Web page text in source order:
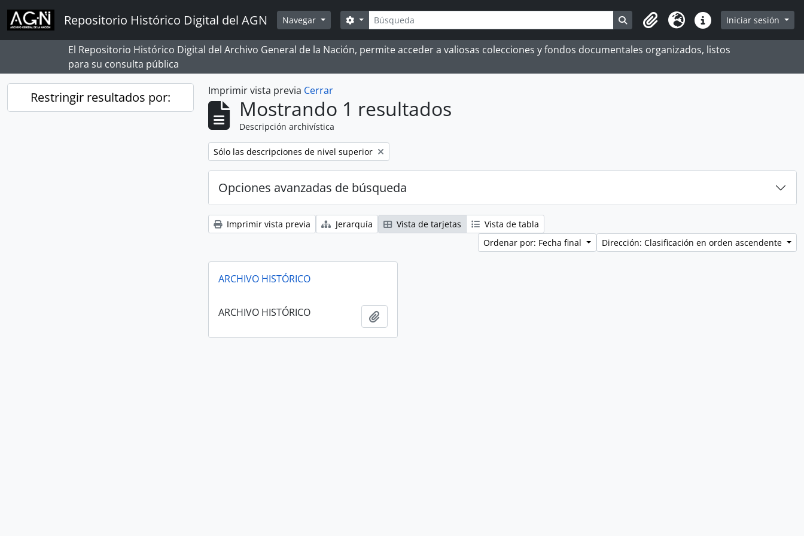
Skip to main content
Repositorio Histórico Digital del AGN Navegar Búsqueda
Search options Search in browse page
Portapapeles
Idioma Enlaces rápidos
Iniciar sesión
El Repositorio Histórico Digital del Archivo General de la Nación, permite acceder a valiosas colecciones y fondos documentales organizados, listos
para su consulta pública
Restringir resultados por: Imprimir vista previa Cerrar
Mostrando 1 resultados
Descripción archivística
Remove filter:
Sólo las descripciones de nivel superior
Opciones avanzadas de búsqueda
Imprimir vista previa Jerarquía Vista de tarjetas
Vista de tabla
Ordenar por: Fecha final
Dirección: Clasificación en orden ascendente
ARCHIVO HISTÓRICO
ARCHIVO HISTÓRICO